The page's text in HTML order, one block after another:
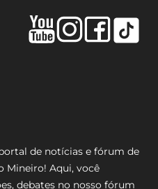
de notícias e fórum de
Mineiro! Aqui, você
debates no nosso fórum